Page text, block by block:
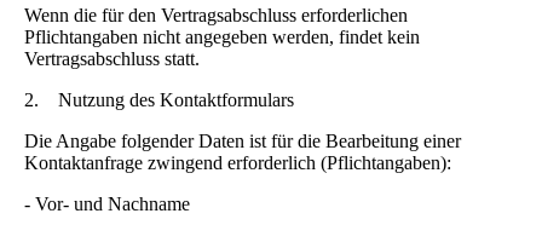
Wenn die für den Vertragsabschluss erforderlichen
Pflichtangaben nicht angegeben werden, findet kein
Vertragsabschluss statt.
2. Nutzung des Kontaktformulars
Die Angabe folgender Daten ist für die Bearbeitung einer
Kontaktanfrage zwingend erforderlich (Pflichtangaben):
- Vor- und Nachname